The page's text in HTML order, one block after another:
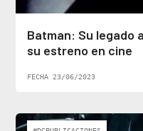
Batman: Su legado
su estreno en cine
FECHA 23/06/2023